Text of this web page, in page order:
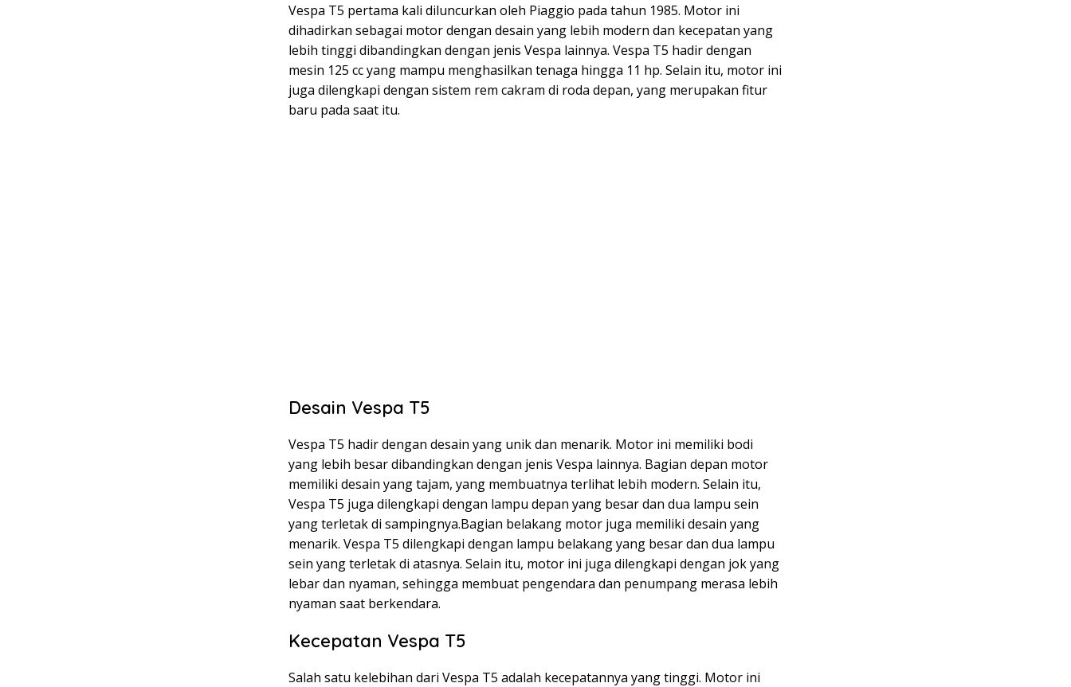
Vespa T5 pertama kali diluncurkan oleh Piaggio pada tahun 1985. Motor ini
dihadirkan sebagai motor dengan desain yang lebih modern dan kecepatan yang
lebih tinggi dibandingkan dengan jenis Vespa lainnya. Vespa T5 hadir dengan
mesin 125 cc yang mampu menghasilkan tenaga hingga 11 hp. Selain itu, motor ini
juga dilengkapi dengan sistem rem cakram di roda depan, yang merupakan fitur
baru pada saat itu.
Desain Vespa T5
Vespa T5 hadir dengan desain yang unik dan menarik. Motor ini memiliki bodi
yang lebih besar dibandingkan dengan jenis Vespa lainnya. Bagian depan motor
memiliki desain yang tajam, yang membuatnya terlihat lebih modern. Selain itu,
Vespa T5 juga dilengkapi dengan lampu depan yang besar dan dua lampu sein
yang terletak di sampingnya.Bagian belakang motor juga memiliki desain yang
menarik. Vespa T5 dilengkapi dengan lampu belakang yang besar dan dua lampu
sein yang terletak di atasnya. Selain itu, motor ini juga dilengkapi dengan jok yang
lebar dan nyaman, sehingga membuat pengendara dan penumpang merasa lebih
nyaman saat berkendara.
Kecepatan Vespa T5
Salah satu kelebihan dari Vespa T5 adalah kecepatannya yang tinggi. Motor ini